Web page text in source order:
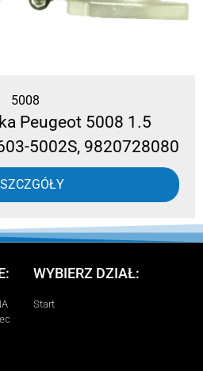
5008
Peugeot 5008 1.5
5002S, 9820728080
SZCZGÓŁY
WYBIERZ DZIAŁ:
Start